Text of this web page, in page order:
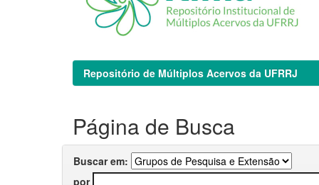
Repositório de Múltiplos Acervos da UFRRJ
Página de Busca
Buscar em:
por